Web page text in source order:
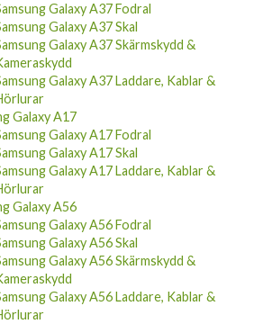
Galaxy A37 Skal
Galaxy A37 Skärmskydd &
Galaxy A37 Laddare, Kablar &
Galaxy A17
Galaxy A17 Fodral
Galaxy A17 Skal
Galaxy A17 Laddare, Kablar &
Galaxy A56
Galaxy A56 Fodral
Galaxy A56 Skal
Galaxy A56 Skärmskydd &
Galaxy A56 Laddare, Kablar &
Galaxy A36